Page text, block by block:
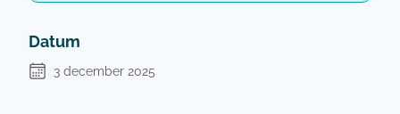
Datum
3 december 2025